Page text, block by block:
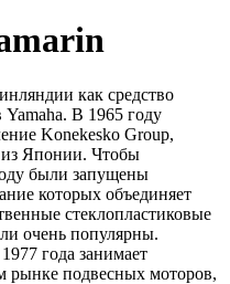
как средство
В 1965 году
Konekesko Group,
из Японии. Чтобы
были запущены
которых объединяет
стеклопластиковые
очень популярны.
года занимает
подвесных моторов,